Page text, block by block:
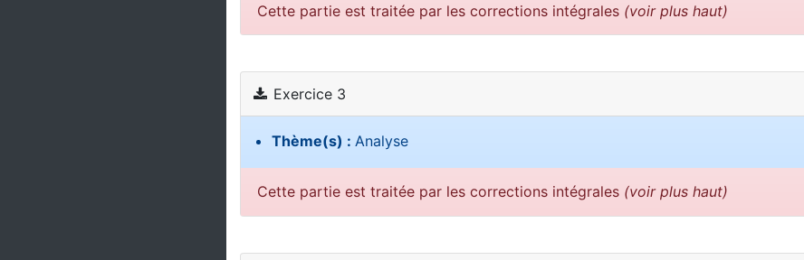
Cette partie est traitée par les corrections intégrales (voir plus haut)
Exercice 3
Thème(s) : Analyse
Cette partie est traitée par les corrections intégrales (voir plus haut)